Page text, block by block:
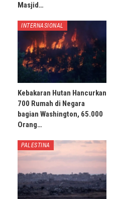
Masjid…
INTERNASIONAL
Kebakaran Hutan Hancurkan
700 Rumah di Negara
bagian Washington, 65.000
Orang…
PALESTINA